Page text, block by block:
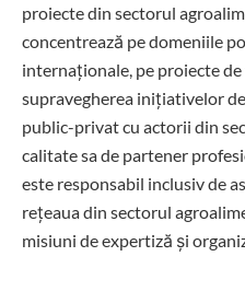
proiecte din sectorul
concentrează pe domeniile
internaționale, pe proiecte
supravegherea inițiativelor
public-privat cu actorii din
calitate sa de partener
este responsabil inclusiv de
rețeaua din sectorul
misiuni de expertiză și